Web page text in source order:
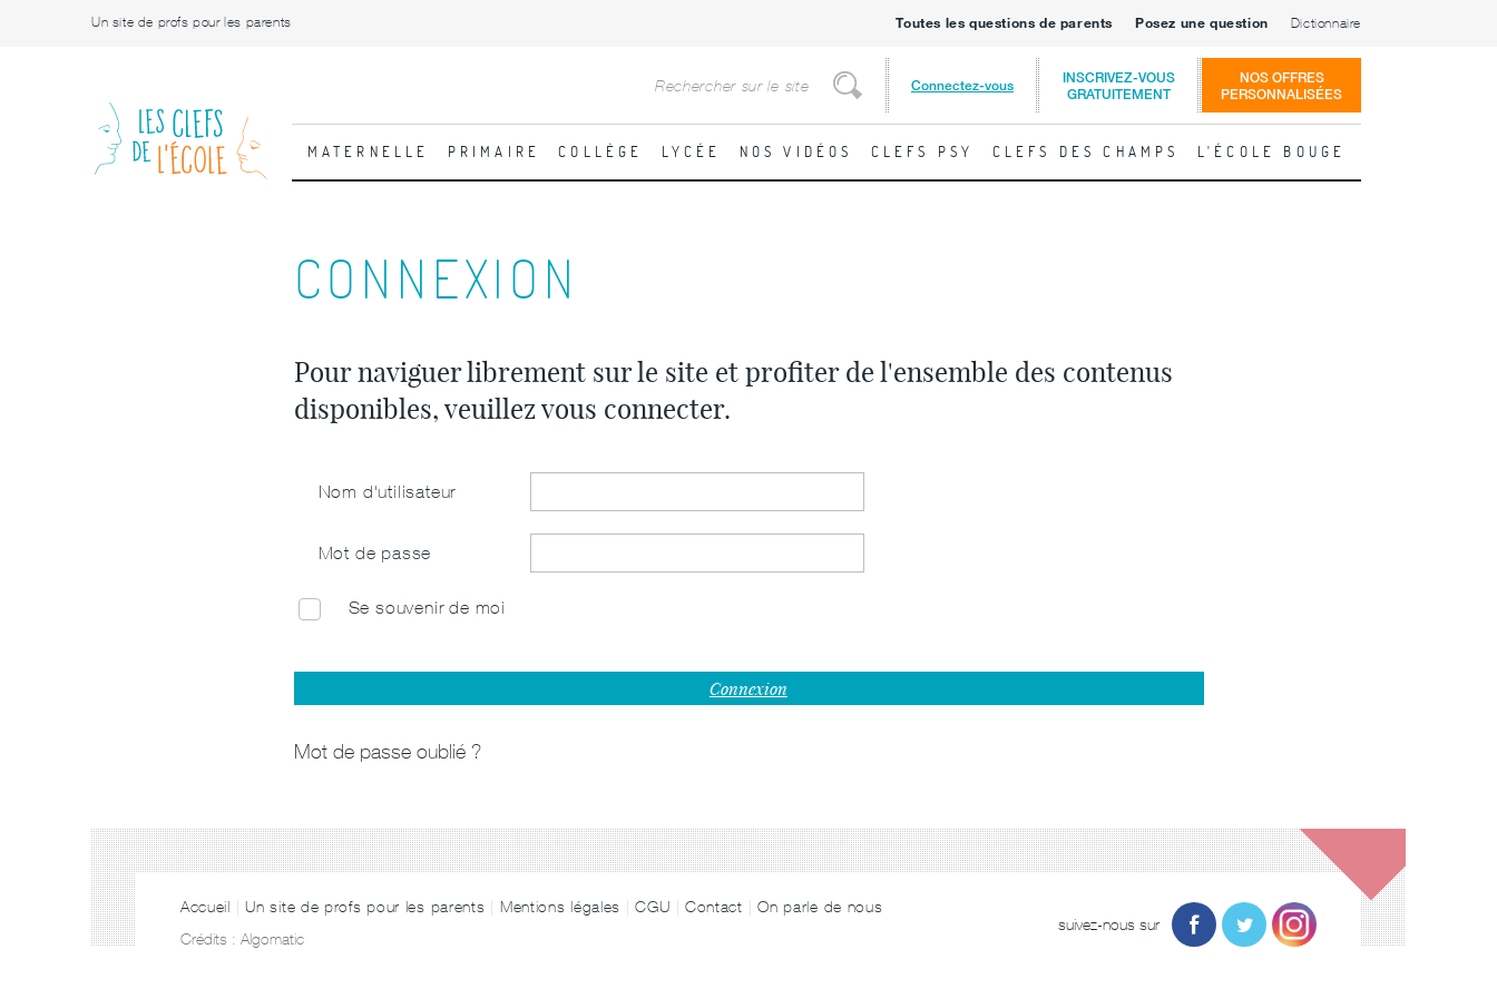
Un site de profs pour les parents Toutes les questions de parents Posez une question Dictionnaire
Rechercher
Connectez-vous
INSCRIVEZ-VOUS
GRATUITEMENT
NOS OFFRES
PERSONNALISÉES
MATERNELLE PRIMAIRE COLLÈGE LYCÉE NOS VIDÉOS CLEFS PSY CLEFS DES CHAMPS L'ÉCOLE BOUGE
CONNEXION
Pour naviguer librement sur le site et profiter de l'ensemble des contenus
disponibles, veuillez vous connecter.
Nom d'utilisateur
Mot de passe
Se souvenir de moi
Mot de passe oublié ?
Accueil Un site de profs pour les parents Mentions légales CGU Contact
On parle de nous
suivez-nous sur
Crédits : Algomatic